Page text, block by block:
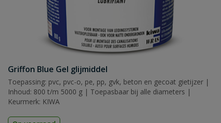
Griffon Blue Gel glijmiddel
Toepassing: pvc, pvc-o, pe, pp, gvk, beton en gecoat gietijzer |
Inhoud: 800 t/m 5000 g | Toepasbaar bij alle diameters |
Keurmerk: KIWA